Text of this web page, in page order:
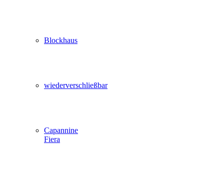
Blockhaus
wiederverschließbar
Capannine
Fiera